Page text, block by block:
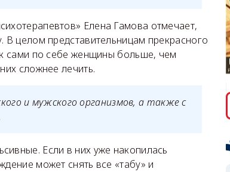
Елена Гамова отмечает,
целом представительницам прекрасного
сами по себе женщины больше, чем
сложнее лечить.
и мужского организмов, а также с
Если в них уже накопилась
может снять все «табу» и